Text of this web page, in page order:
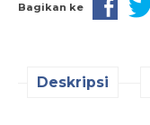
Bagikan ke
Deskripsi